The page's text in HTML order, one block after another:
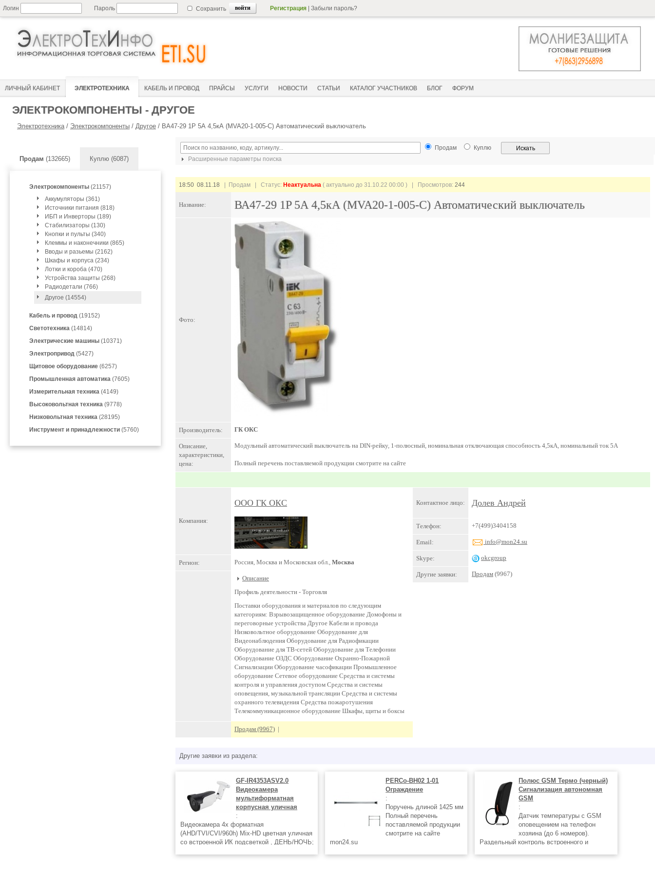
Логин Пароль Сохранить Регистрация Забыли пароль?
ЛИЧНЫЙ КАБИНЕТ ЭЛЕКТРОТЕХНИКА КАБЕЛЬ И ПРОВОД ПРАЙСЫ УСЛУГИ НОВОСТИ СТАТЬИ КАТАЛОГ УЧАСТНИКОВ БЛОГ ФОРУМ
ЭЛЕКТРОКОМПОНЕНТЫ - ДРУГОЕ
Электротехника/ Электрокомпоненты / Другое / ВА47-29 1P 5А 4,5кА (MVA20-1-005-C) Автоматический выключатель
Продам (132665) Куплю (6087)
Электрокомпоненты (21157)
Аккумуляторы (361)
Источники питания (818)
ИБП и Инверторы (189)
Стабилизаторы (130)
Кнопки и пульты (340)
Клеммы и наконечники (865)
Вводы и разьемы (2162)
Шкафы и корпуса (234)
Лотки и короба (470)
Устройства защиты (268)
Радиодетали (766)
Другое (14554)
Кабель и провод (19152)
Светотехника (14814)
Электрические машины (10371)
Электропривод (5427)
Щитовое оборудование (6257)
Промышленная автоматика (7605)
Измерительная техника (4149)
Высоковольтная техника (9778)
Низковольтная техника (28195)
Инструмент и принадлежности (5760)
Продам
Куплю
Расширенные параметры поиска
18:50 08.11.18 | Продам | Статус: Неактуальна ( актуально до 31.10.22 00:00 ) | Просмотров: 244
Название: ВА47-29 1P 5А 4,5кА (MVA20-1-005-C) Автоматический выключатель
Фото:
Производитель: ГК ОКС
Описание,
характеристики,
цена:
Модульный автоматический выключатель на DIN-рейку, 1-полюсный, номинальная отключающая способность 4,5кА, номинальный ток 5А
Полный перечень поставляемой продукции смотрите на сайте
Компания:
ООО ГК ОКС
Регион: Россия, Москва и Московская обл., Москва
Описание
Профиль деятельности - Торговля
Поставки оборудования и материалов по следующим
категориям: Взрывозащищенное оборудование Домофоны и
переговорные устройства Другое Кабели и провода
Низковольтное оборудование Оборудование для
Видеонаблюдения Оборудование для Радиофикации
Оборудование для ТВ-сетей Оборудование для Телефонии
Оборудование ОЗДС Оборудование Охранно-Пожарной
Сигнализации Оборудование часофикации Промышленное
оборудование Сетевое оборудование Средства и системы
контроля и управления доступом Средства и системы
оповещения, музыкальной трансляции Средства и системы
охранного телевидения Средства пожаротушения
Телекоммуникационное оборудование Шкафы, щиты и боксы
Продам (9967) |
Контактное лицо: Долев Андрей
Телефон: +7(499)3404158
Email: info@mon24.su
Skype: okcgroup
Другие заявки: Продам (9967)
Другие заявки из раздела:
GF-IR4353ASV2.0
Видеокамера
мультиформатная
корпусная уличная
:
Видеокамера 4х форматная
(AHD/TVI/CVI/960h) Mix-HD цветная уличная
со встроенной ИК подсветкой , ДЕНЬ/НОЧЬ;
PERCo-BH02 1-01
Ограждение
:
Поручень длиной 1425 мм
Полный перечень
поставляемой продукции
смотрите на сайте
mon24.su
Полюс GSM Термо (черный)
Сигнализация автономная
GSM
:
Датчик температуры с GSM
оповещением на телефон
хозяина (до 6 номеров).
Раздельный контроль встроенного и